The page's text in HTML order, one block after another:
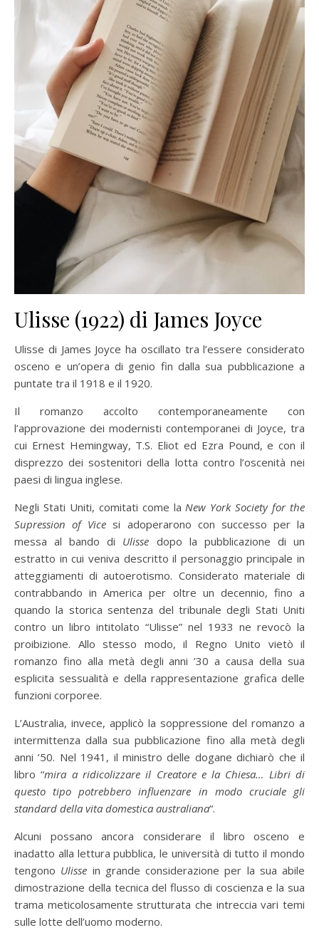
Ulisse (1922) di James Joyce
Ulisse di James Joyce ha oscillato tra l’essere considerato
osceno e un’opera di genio fin dalla sua pubblicazione a
puntate tra il 1918 e il 1920.
Il romanzo accolto contemporaneamente con
l’approvazione dei modernisti contemporanei di Joyce, tra
cui Ernest Hemingway, T.S. Eliot ed Ezra Pound, e con il
disprezzo dei sostenitori della lotta contro l’oscenità nei
paesi di lingua inglese.
Negli Stati Uniti, comitati come la New York Society for the
Supression of Vice si adoperarono con successo per la
messa al bando di Ulisse dopo la pubblicazione di un
estratto in cui veniva descritto il personaggio principale in
atteggiamenti di autoerotismo. Considerato materiale di
contrabbando in America per oltre un decennio, fino a
quando la storica sentenza del tribunale degli Stati Uniti
contro un libro intitolato “Ulisse” nel 1933 ne revocò la
proibizione. Allo stesso modo, il Regno Unito vietò il
romanzo fino alla metà degli anni ’30 a causa della sua
esplicita sessualità e della rappresentazione grafica delle
funzioni corporee.
L’Australia, invece, applicò la soppressione del romanzo a
intermittenza dalla sua pubblicazione fino alla metà degli
anni ’50. Nel 1941, il ministro delle dogane dichiarò che il
libro “mira a ridicolizzare il Creatore e la Chiesa… Libri di
questo tipo potrebbero influenzare in modo cruciale gli
standard della vita domestica australiana“.
Alcuni possano ancora considerare il libro osceno e
inadatto alla lettura pubblica, le università di tutto il mondo
tengono Ulisse in grande considerazione per la sua abile
dimostrazione della tecnica del flusso di coscienza e la sua
trama meticolosamente strutturata che intreccia vari temi
sulle lotte dell’uomo moderno.